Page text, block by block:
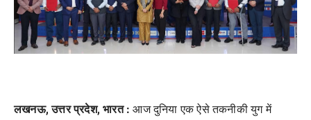
लखनऊ, उत्तर प्रदेश, भारत :आज दुनिया एक ऐसे तकनीकी युग में